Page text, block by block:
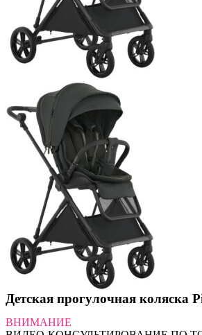
Детская прогулочная коляска
ВНИМАНИЕ